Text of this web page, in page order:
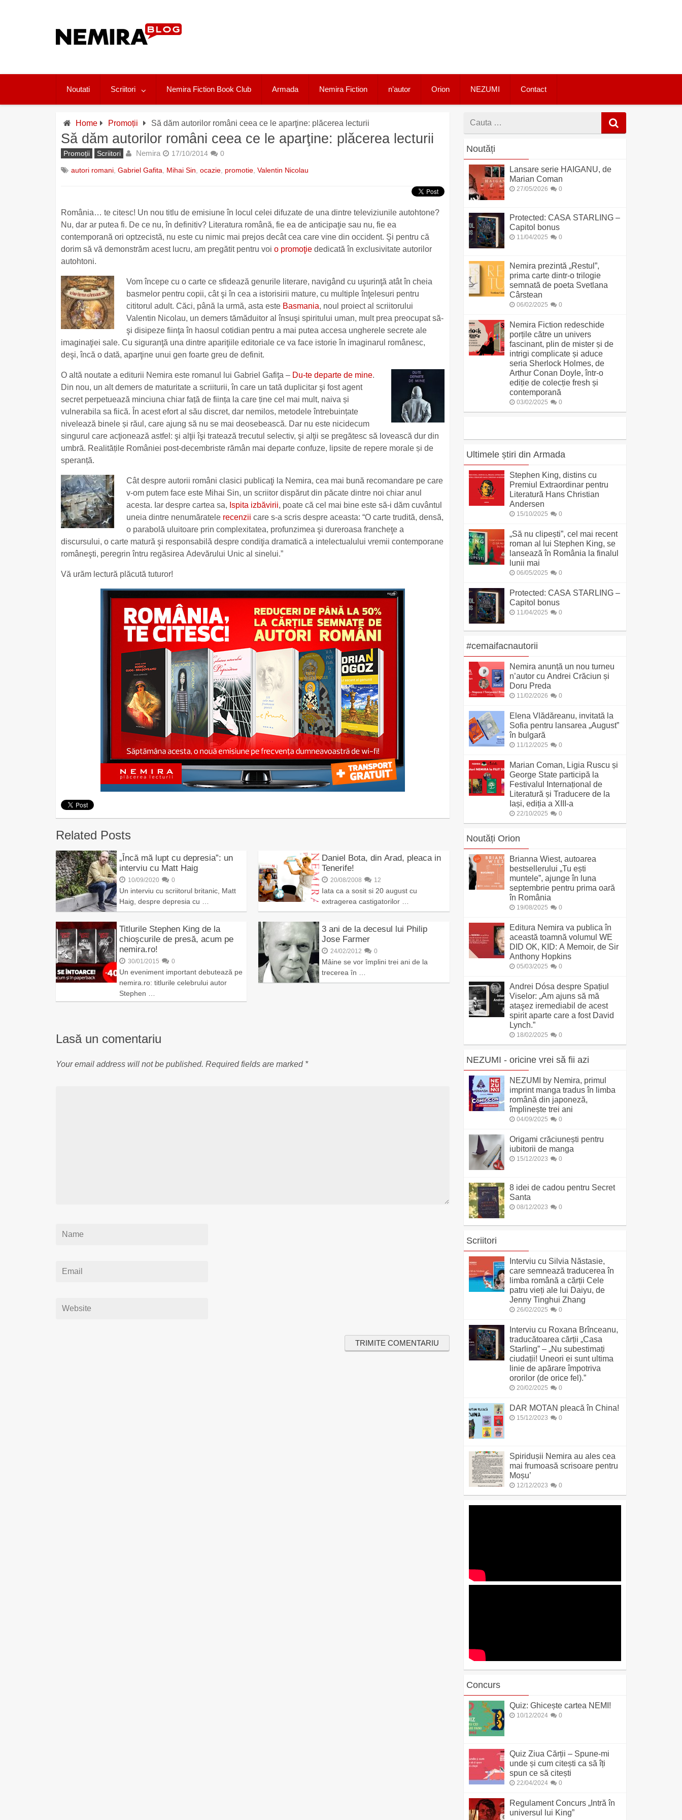
Noutati Scriitori Nemira Fiction Book Club Armada Nemira Fiction n’autor Orion NEZUMI Contact
Home Promoții Să dăm autorilor români ceea ce le aparţine: plăcerea lecturii
Să dăm autorilor români ceea ce le aparţine: plăcerea lecturii
Promoții Scriitori Nemira 17/10/2014 0
autori romani Gabriel Gafita Mihai Sin ocazie promotie Valentin Nicolau
România… te citesc! Un nou titlu de emisiune în locul celei difuzate de una dintre televiziunile autohtone?
Nu, dar ar putea fi. De ce nu, în definitiv? Literatura română, fie ea de anticipaţie sau nu, fie ea
contemporană ori optzecistă, nu este cu nimic mai prejos decât cea care vine din occident. Şi pentru că
dorim să vă demonstrăm acest lucru, am pregătit pentru voi o promoţie dedicată în exclusivitate autorilor
autohtoni.
Vom începe cu o carte ce sfidează genurile literare, navigând cu uşurinţă atât în cheia
basmelor pentru copii, cât şi în cea a istorisirii mature, cu multiple înţelesuri pentru
cititorul adult. Căci, până la urmă, asta este Basmania, noul proiect al scriitorului
Valentin Nicolau, un demers tămăduitor al însuşi spiritului uman, mult prea preocupat să-
şi disipeze fiinţa în haosul cotidian pentru a mai putea accesa ungherele secrete ale
imaginaţiei sale. Cu siguranţă una dintre apariţiile editoriale ce va face istorie în imaginarul românesc,
deşi, încă o dată, aparţine unui gen foarte greu de definit.
O altă noutate a editurii Nemira este romanul lui Gabriel Gafiţa – Du-te departe de mine.
Din nou, un alt demers de maturitate a scriiturii, în care un tată duplicitar şi fost agent
secret perpetuează minciuna chiar față de ființa la care ține cel mai mult, naiva și
vulnerabila sa fiică. În acest efort al său discret, dar nemilos, metodele întrebuințate
nivelează binele și răul, care ajung să nu se mai deosebească. Dar nu este nicidecum
singurul care acţionează astfel: şi alţii îşi tratează trecutul selectiv, şi alţii se pregătesc să lovească dur din
umbră. Realitățile României post-decembriste rămân mai departe confuze, lipsite de repere morale și de
speranță.
Cât despre autorii români clasici publicaţi la Nemira, cea mai bună recomandare pe care
v-om putem face este Mihai Sin, un scriitor dispărut din păcate dintre noi chiar anul
acesta. Iar despre cartea sa, Ispita izbăvirii, poate că cel mai bine este să-i dăm cuvântul
uneia dintre nenumăratele recenzii care s-a scris despre aceasta: “O carte trudită, densă,
o parabolă uluitoare prin complexitatea, profunzimea şi dureroasa francheţe a
discursului, o carte matură şi responsabilă despre condiţia dramatică a intelectualului vremii contemporane
româneşti, peregrin întru regăsirea Adevărului Unic al sinelui.”
Vă urăm lectură plăcută tuturor!
Related Posts
„Încă mă lupt cu depresia”: un
interviu cu Matt Haig
10/09/2020 0
Un interviu cu scriitorul britanic, Matt
Haig, despre depresia cu …
Daniel Bota, din Arad, pleaca in
Tenerife!
20/08/2008 12
Iata ca a sosit si 20 august cu
extragerea castigatorilor …
Titlurile Stephen King de la
chioşcurile de presă, acum pe
nemira.ro!
30/01/2015 0
Un eveniment important debutează pe
nemira.ro: titlurile celebrului autor
Stephen …
3 ani de la decesul lui Philip
Jose Farmer
24/02/2012 0
Mâine se vor împlini trei ani de la
trecerea în …
Lasă un comentariu
Your email address will not be published. Required fields are marked *
Cauta
Noutăți
Lansare serie HAIGANU, de
Marian Coman
27/05/2026 0
Protected: CASA STARLING –
Capitol bonus
11/04/2025 0
Nemira prezintă „Restul”,
prima carte dintr-o trilogie
semnată de poeta Svetlana
Cârstean
06/02/2025 0
Nemira Fiction redeschide
porțile către un univers
fascinant, plin de mister și de
intrigi complicate și aduce
seria Sherlock Holmes, de
Arthur Conan Doyle, într-o
ediție de colecție fresh și
contemporană
03/02/2025 0
Ultimele știri din Armada
Stephen King, distins cu
Premiul Extraordinar pentru
Literatură Hans Christian
Andersen
15/10/2025 0
„Să nu clipești”, cel mai recent
roman al lui Stephen King, se
lansează în România la finalul
lunii mai
06/05/2025 0
Protected: CASA STARLING –
Capitol bonus
11/04/2025 0
#cemaifacnautorii
Nemira anunță un nou turneu
n’autor cu Andrei Crăciun și
Doru Preda
11/02/2026 0
Elena Vlădăreanu, invitată la
Sofia pentru lansarea „August”
în bulgară
11/12/2025 0
Marian Coman, Ligia Ruscu și
George State participă la
Festivalul Internațional de
Literatură și Traducere de la
Iași, ediția a XIII-a
22/10/2025 0
Noutăți Orion
Brianna Wiest, autoarea
bestsellerului „Tu ești
muntele”, ajunge în luna
septembrie pentru prima oară
în România
19/08/2025 0
Editura Nemira va publica în
această toamnă volumul WE
DID OK, KID: A Memoir, de Sir
Anthony Hopkins
05/03/2025 0
Andrei Dósa despre Spațiul
Viselor: „Am ajuns să mă
ataşez iremediabil de acest
spirit aparte care a fost David
Lynch.”
18/02/2025 0
NEZUMI - oricine vrei să fii azi
NEZUMI by Nemira, primul
imprint manga tradus în limba
română din japoneză,
împlinește trei ani
04/09/2025 0
Origami crăciunești pentru
iubitorii de manga
15/12/2023 0
8 idei de cadou pentru Secret
Santa
08/12/2023 0
Scriitori
Interviu cu Silvia Năstasie,
care semnează traducerea în
limba română a cărții Cele
patru vieți ale lui Daiyu, de
Jenny Tinghui Zhang
26/02/2025 0
Interviu cu Roxana Brînceanu,
traducătoarea cărții „Casa
Starling” – „Nu subestimați
ciudații! Uneori ei sunt ultima
linie de apărare împotriva
ororilor (de orice fel).”
20/02/2025 0
DAR MOTAN pleacă în China!
15/12/2023 0
Spiridușii Nemira au ales cea
mai frumoasă scrisoare pentru
Moșu’
12/12/2023 0
Concurs
Quiz: Ghicește cartea NEMI!
10/12/2024 0
Quiz Ziua Cărții – Spune-mi
unde și cum citești ca să îți
spun ce să citești
22/04/2024 0
Regulament Concurs „Intră în
universul lui King”